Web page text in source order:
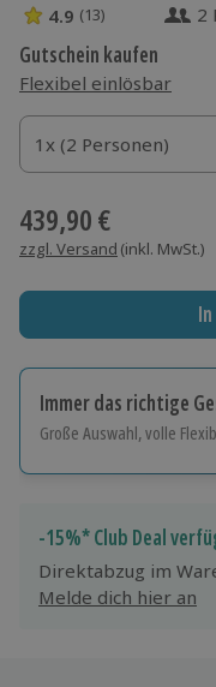
4.9 Sterne von 5 aus
4.9 (13) 2
Gutschein kaufen
Flexibel einlösbar
1x (2 Personen)
1x (2 Personen)
1x (2 Personen)
439,90 €
zzgl. Versand (inkl. MwSt.)
Immer das richtige
Große Auswahl, volle
Jeder Gutschein für
Maximale
10 Jahre gültig &
-15%* Club Deal
Direktabzug im
Melde dich hier an